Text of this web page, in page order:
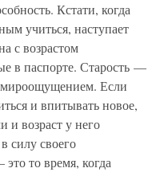
Кстати, когда
учиться, наступает
с возрастом
в паспорте. Старость —
мироощущением. Если
и впитывать новое,
и возраст у него
силу своего
то время, когда